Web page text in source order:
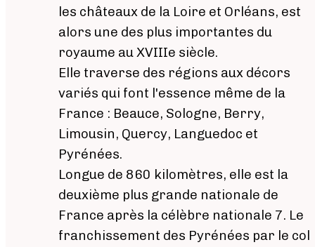
les châteaux de la Loire et Orléans, est
alors une des plus importantes du
royaume au XVIIIe siècle.
Elle traverse des régions aux décors
variés qui font l'essence même de la
France : Beauce, Sologne, Berry,
Limousin, Quercy, Languedoc et
Pyrénées.
Longue de 860 kilomètres, elle est la
deuxième plus grande nationale de
France après la célèbre nationale 7. Le
franchissement des Pyrénées par le col